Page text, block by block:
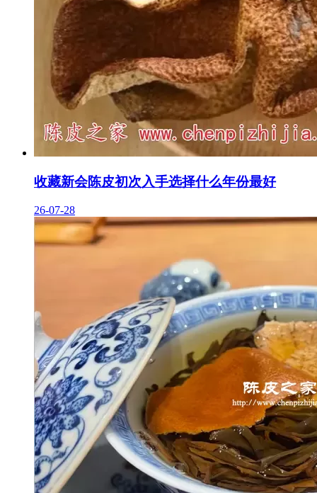
收藏新会陈皮初次入手选择什么年份最好
26-07-28